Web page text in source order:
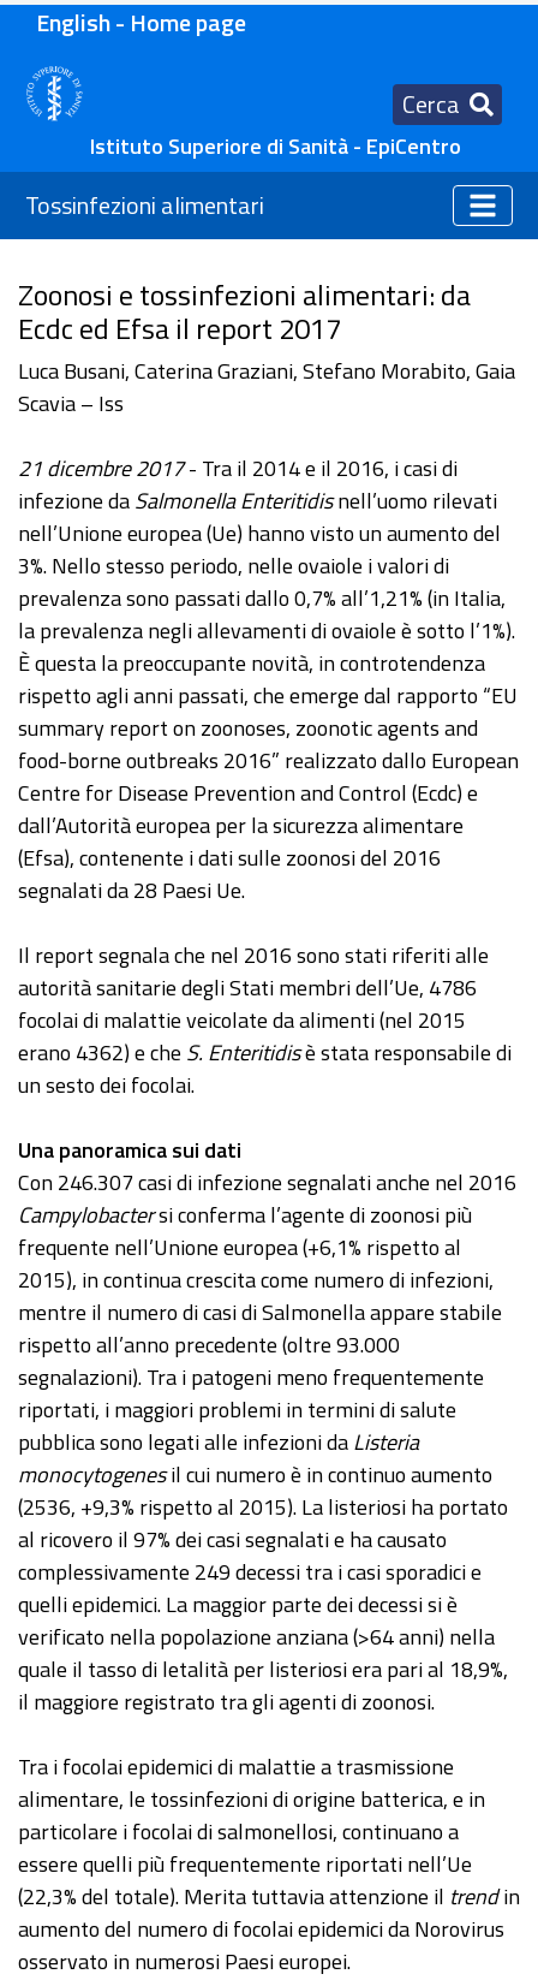
English - Home page
Cerca
Istituto Superiore di Sanità - EpiCentro
Tossinfezioni alimentari
Zoonosi e tossinfezioni alimentari: da
Ecdc ed Efsa il report 2017
Luca Busani, Caterina Graziani, Stefano Morabito, Gaia
Scavia – Iss
21 dicembre 2017- Tra il 2014 e il 2016, i casi di
infezione daSalmonella Enteritidisnell’uomo rilevati
nell’Unione europea (Ue) hanno visto un aumento del
3%. Nello stesso periodo, nelle ovaiole i valori di
prevalenza sono passati dallo 0,7% all’1,21% (in Italia,
la prevalenza negli allevamenti di ovaiole è sotto l’1%).
È questa la preoccupante novità, in controtendenza
rispetto agli anni passati, che emerge dal rapporto “EU
summary report on zoonoses, zoonotic agents and
food-borne outbreaks 2016” realizzato dallo European
Centre for Disease Prevention and Control (Ecdc) e
dall’Autorità europea per la sicurezza alimentare
(Efsa), contenente i dati sulle zoonosi del 2016
segnalati da 28 Paesi Ue.
Il report segnala che nel 2016 sono stati riferiti alle
autorità sanitarie degli Stati membri dell’Ue, 4786
focolai di malattie veicolate da alimenti (nel 2015
erano 4362) e che S. Enteritidisè stata responsabile di
un sesto dei focolai.
Una panoramica sui dati
Con 246.307 casi di infezione segnalati anche nel 2016
Campylobactersi conferma l’agente di zoonosi più
frequente nell’Unione europea (+6,1% rispetto al
2015), in continua crescita come numero di infezioni,
mentre il numero di casi di Salmonella appare stabile
rispetto all’anno precedente (oltre 93.000
segnalazioni). Tra i patogeni meno frequentemente
riportati, i maggiori problemi in termini di salute
pubblica sono legati alle infezioni daListeria
monocytogenesil cui numero è in continuo aumento
(2536, +9,3% rispetto al 2015). La listeriosi ha portato
al ricovero il 97% dei casi segnalati e ha causato
complessivamente 249 decessi tra i casi sporadici e
quelli epidemici. La maggior parte dei decessi si è
verificato nella popolazione anziana (>64 anni) nella
quale il tasso di letalità per listeriosi era pari al 18,9%,
il maggiore registrato tra gli agenti di zoonosi.
Tra i focolai epidemici di malattie a trasmissione
alimentare, le tossinfezioni di origine batterica, e in
particolare i focolai di salmonellosi, continuano a
essere quelli più frequentemente riportati nell’Ue
(22,3% del totale). Merita tuttavia attenzione il trendin
aumento del numero di focolai epidemici da Norovirus
osservato in numerosi Paesi europei.